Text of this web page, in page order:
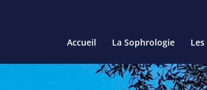
Accueil La Sophrologie Les